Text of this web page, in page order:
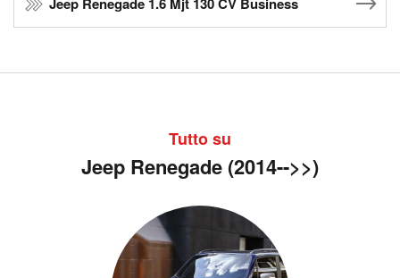
Jeep Renegade 1.6 Mjt 130 CV Business
Tutto su
Jeep Renegade (2014-->>)